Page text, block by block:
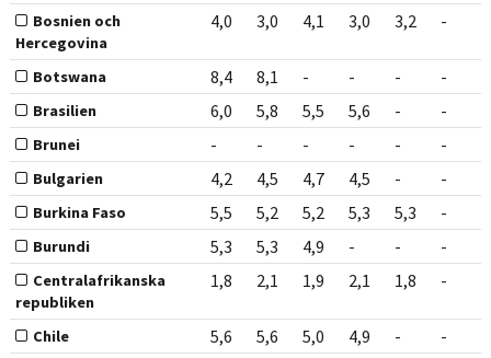
Bosnien och
Hercegovina
4,0 3,0 4,1 3,0 3,2 -
Botswana 8,4 8,1 - - - -
Brasilien 6,0 5,8 5,5 5,6 - -
Brunei - - - - - -
Bulgarien 4,2 4,5 4,7 4,5 - -
Burkina Faso 5,5 5,2 5,2 5,3 5,3 -
Burundi 5,3 5,3 4,9 - - -
Centralafrikanska
republiken
1,8 2,1 1,9 2,1 1,8 -
Chile 5,6 5,6 5,0 4,9 - -